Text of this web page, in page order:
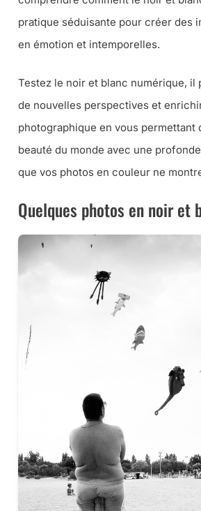
pratique séduisante pour créer des
en émotion et intemporelles.
Testez le noir et blanc numérique, il
de nouvelles perspectives et
photographique en vous permettant
beauté du monde avec une
que vos photos en couleur ne
Quelques photos en noir et